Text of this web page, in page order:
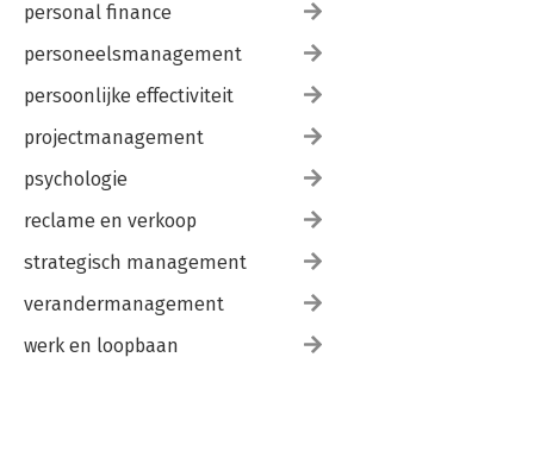
personal finance
personeelsmanagement
persoonlijke effectiviteit
projectmanagement
psychologie
reclame en verkoop
strategisch management
verandermanagement
werk en loopbaan